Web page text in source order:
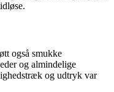
også smukke
og almindelige
og udtryk var